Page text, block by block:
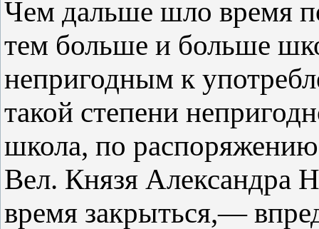
Чем дальше шло время
тем больше и больше
непригодным к
такой степени
школа, по распоряжению
Вел. Князя Александра
время закрыться,—